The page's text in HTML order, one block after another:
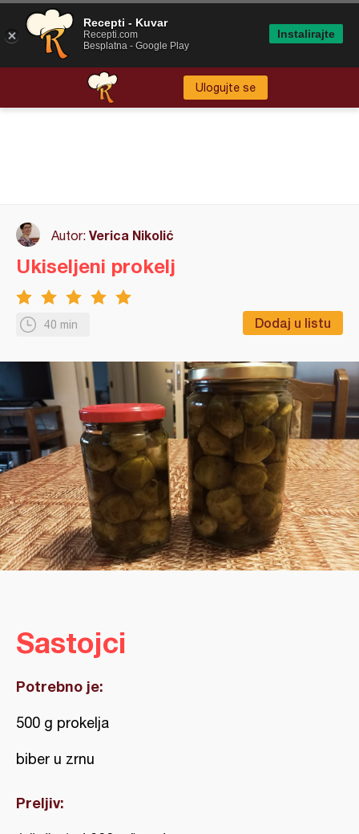
Ulogujte se
Autor: Verica Nikolić
40 min Dodaj u listu
Ukiseljeni prokelj
Sastojci
Potrebno je:
500 g prokelja
biber u zrnu
Preljiv:
Recepti - Kuvar
Recepti.com
Besplatna - Google Play
Instalirajte